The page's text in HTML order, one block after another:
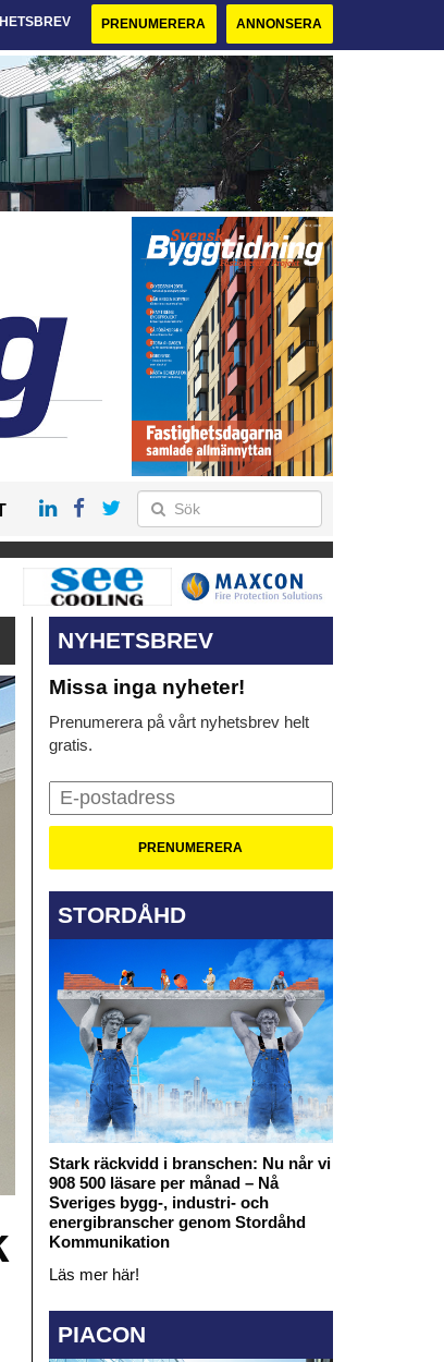
PRENUMERERA ANNONSERA
NYHETSBREV
Missa inga nyheter!
Prenumerera på vårt nyhetsbrev helt
gratis.
STORDÅHD
Stark räckvidd i branschen: Nu når vi
908 500 läsare per månad – Nå
Sveriges bygg-, industri- och
energibranscher genom Stordåhd
Kommunikation
Läs mer här!
PIACON